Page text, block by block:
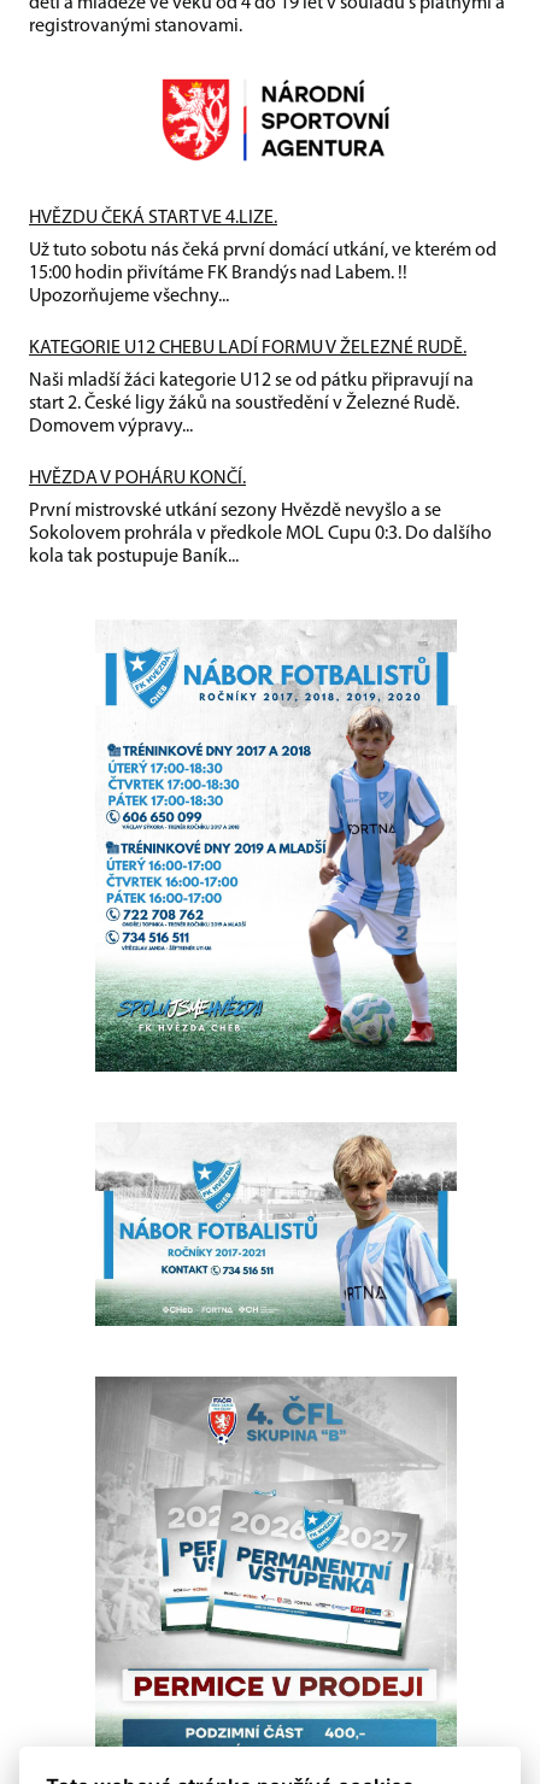
registrovanými stanovami.
HVĚZDU ČEKÁ START VE 4.LIZE.
Už tuto sobotu nás čeká první domácí utkání, ve kterém od
15:00 hodin přivítáme FK Brandýs nad Labem. !!
Upozorňujeme všechny...
KATEGORIE U12 CHEBU LADÍ FORMU V ŽELEZNÉ RUDĚ.
Naši mladší žáci kategorie U12 se od pátku připravují na
start 2. České ligy žáků na soustředění v Železné Rudě.
Domovem výpravy...
HVĚZDA V POHÁRU KONČÍ.
První mistrovské utkání sezony Hvězdě nevyšlo a se
Sokolovem prohrála v předkole MOL Cupu 0:3. Do dalšího
kola tak postupuje Baník...